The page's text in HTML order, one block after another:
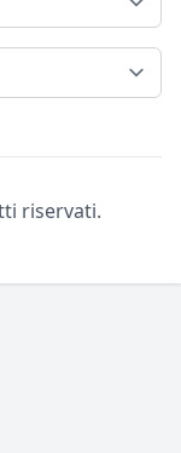
riservati.